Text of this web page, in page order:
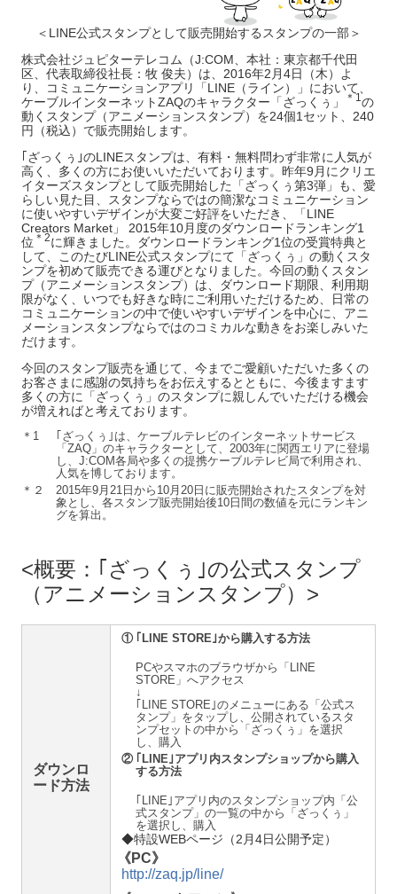
＜LINE公式スタンプとして販売開始するスタンプの一部＞
株式会社ジュピターテレコム（J:COM、本社：東京都千代田
区、代表取締役社長：牧 俊夫）は、2016年2月4日（木）よ
り、コミュニケーションアプリ「LINE（ライン）」において、
ケーブルインターネットZAQのキャラクター「ざっくぅ」
＊1の
動くスタンプ（アニメーションスタンプ）を24個1セット、240
円（税込）で販売開始します。
｢ざっくぅ｣のLINEスタンプは、有料・無料問わず非常に人気が
高く、多くの方にお使いいただいております。昨年9月にクリエ
イターズスタンプとして販売開始した「ざっくぅ第3弾」も、愛
らしい見た目、スタンプならではの簡潔なコミュニケーション
に使いやすいデザインが大変ご好評をいただき、「LINE
Creators Market」 2015年10月度のダウンロードランキング1
位 ＊2に輝きました。ダウンロードランキング1位の受賞特典と
して、このたびLINE公式スタンプにて「ざっくぅ」の動くスタ
ンプを初めて販売できる運びとなりました。今回の動くスタン
プ（アニメーションスタンプ）は、ダウンロード期限、利用期
限がなく、いつでも好きな時にご利用いただけるため、日常の
コミュニケーションの中で使いやすいデザインを中心に、アニ
メーションスタンプならではのコミカルな動きをお楽しみいた
だけます。
今回のスタンプ販売を通じて、今までご愛顧いただいた多くの
お客さまに感謝の気持ちをお伝えするとともに、今後ますます
多くの方に「ざっくぅ」のスタンプに親しんでいただける機会
が増えればと考えております。
＊1
｢ざっくぅ｣は、ケーブルテレビのインターネットサービス
「ZAQ」のキャラクターとして、2003年に関西エリアに登場
し、J:COM各局や多くの提携ケーブルテレビ局で利用され、
人気を博しております。
＊２
2015年9月21日から10月20日に販売開始されたスタンプを対
象とし、各スタンプ販売開始後10日間の数値を元にランキン
グを算出。
概要：｢ざっくぅ｣の公式スタンプ
（アニメーションスタンプ）
ダウンロ
ード方法
① ｢LINE STORE｣から購入する方法
PCやスマホのブラウザから「LINE
STORE」へアクセス
↓
｢LINE STORE｣のメニューにある「公式ス
タンプ」をタップし、公開されているスタ
ンプセットの中から「ざっくぅ」を選択
し、購入
② ｢LINE｣アプリ内スタンプショップから購入
する方法
｢LINE｣アプリ内のスタンプショップ内「公
式スタンプ」の一覧の中から「ざっくぅ」
を選択し、購入
◆特設WEBページ（2月4日公開予定）
《PC》
http://zaq.jp/line/